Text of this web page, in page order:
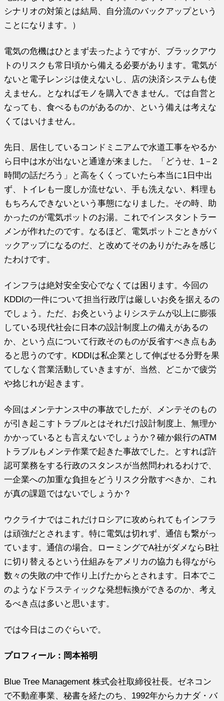
シナリオの対策とは結局、自分流のバックアップという
ことになります。）
電気の危機はひとまず去ったようですが、ブラックアウ
トのリスクも常日頃から備える必要があります。電気が
ないと電子レンジは使えないし、店の決済システムも使
えません。となればモノを購入できません。では自営と
なっても、食べるものがあるのか、という備えは考えな
くてはいけません。
先日、居住しているコンドミニアムで水道工事をやるか
ら日中は水が出ないと通達が来ました。「どうせ、1－2
時間の話だろう」と高をくくっていたら本当に1日中出
ず、トイレも一度しか流せない、手も洗えない、料理も
もちろんできないという事態になりました。その時、助
かったのが電気ポットのお湯。これでインスタントラー
メンが作れたのです。なるほど、電気ポットごときがバ
ックアップになるのだ、と改めてそのありがたみを感じ
たわけです。
インフラは絶対安全安心でなくては困ります。今回の
KDDIの一件について担当行政庁は厳しいお灸を据えるの
でしょう。ただ、お灸というよりシステムが以上に膨張
している現代社会に日本の設計制度上の備えがあるの
か、という点について行政そのものが反省すべき点もあ
ると思うのです。KDDIは私企業として伸ばせる分野を果
てしなく営業活動していきますが、当然、どこかで疲労
や捻じれが起きます。
今回はメンテナンス中の事故でしたが、メンテそのもの
が引き起こすトラブルとはそれだけ設計制度上、無理か
かかっているとも言えないでしょうか？確か銀行のATM
トラブルもメンテ作業で起きた事故でした。とすれば許
認可業務をする行政のスタンスが当然問われるわけで、
一企業への加重な負担をどうリスク分散すべきか、これ
が真の課題ではないでしょうか？
ウクライナではこれだけロシアに攻められてもインフラ
は頑強だとされます。特に電気は切れず、通信も繋がっ
ています。通信の場合。ローミングでA社がダメならB社
に切り替えるという仕組みをアメリカの協力も得ながら
数々の失敗の中で作り上げたからとされます。日本でこ
のようなドラスティックな発想転換ができるのか、考え
るべき点は多いと思います。
では今日はこのぐらいで。
プロフィール：岡本裕明
Blue Tree Management 株式会社取締役社長。ゼネコン
で不動産事業、秘書を経たのち、1992年からカナダ・バ